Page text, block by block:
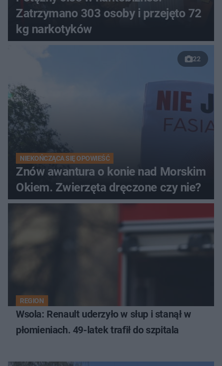
Zatrzymano 303 osoby i przejęto 72
kg narkotyków
22
NIEKOŃCZĄCA SIĘ OPOWIEŚĆ
Znów awantura o konie nad Morskim
Okiem. Zwierzęta dręczone czy nie?
REGION
Wsola: Renault uderzyło w słup i stanął w
płomieniach. 49-latek trafił do szpitala